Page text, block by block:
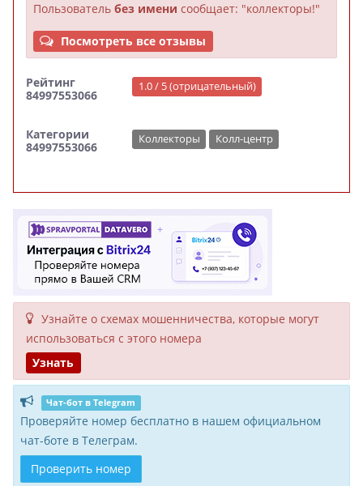
Пользователь без имени сообщает: "коллекторы!"
Посмотреть все отзывы
Рейтинг
84997553066
1.0 / 5 (отрицательный)
Категории
84997553066
Коллекторы Колл-центр
Узнайте о схемах мошенни­чества, кото­рые могут
исполь­зоваться с этого номера
Узнать
Чат-бот в Telegram
Проверяйте номер бесплатно в нашем официальном
чат-боте в Телеграм.
Проверить номер